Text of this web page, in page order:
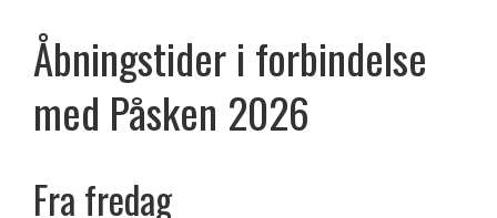
Åbningstider i forbindelse
med Påsken 2026
Fra fredag